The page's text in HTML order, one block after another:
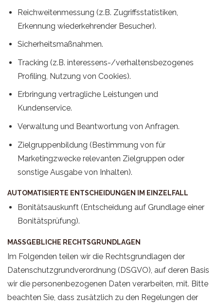
Reichweitenmessung (z.B. Zugriffsstatistiken,
Erkennung wiederkehrender Besucher).
Sicherheitsmaßnahmen.
Tracking (z.B. interessens-/verhaltensbezogenes
Profiling, Nutzung von Cookies).
Erbringung vertragliche Leistungen und
Kundenservice.
Verwaltung und Beantwortung von Anfragen.
Zielgruppenbildung (Bestimmung von für
Marketingzwecke relevanten Zielgruppen oder
sonstige Ausgabe von Inhalten).
AUTOMATISIERTE ENTSCHEIDUNGEN IM EINZELFALL
Bonitätsauskunft (Entscheidung auf Grundlage einer
Bonitätsprüfung).
MASSGEBLICHE RECHTSGRUNDLAGEN
Im Folgenden teilen wir die Rechtsgrundlagen der
Datenschutzgrundverordnung (DSGVO), auf deren Basis
wir die personenbezogenen Daten verarbeiten, mit. Bitte
beachten Sie, dass zusätzlich zu den Regelungen der